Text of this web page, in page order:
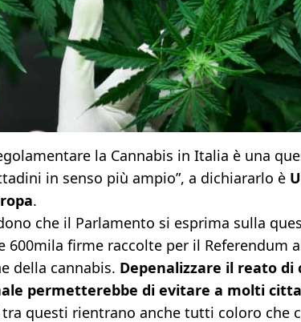
la Cannabis in Italia è una
in senso più ampio”, a dichiararlo è
.
che il Parlamento si esprima sulla
600mila firme raccolte per il Referendum
della cannabis. Depenalizzare il reato di
permetterebbe di evitare a molti
tra questi rientrano anche tutti coloro che